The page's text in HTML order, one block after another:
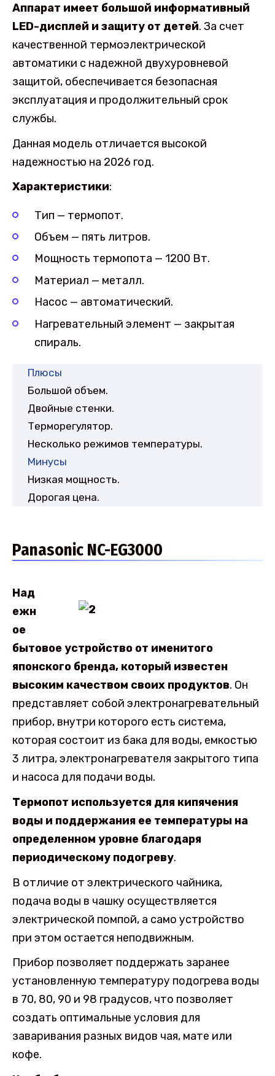
Аппарат имеет большой информативный
LED-дисплей и защиту от детей. За счет
качественной термоэлектрической
автоматики с надежной двухуровневой
защитой, обеспечивается безопасная
эксплуатация и продолжительный срок
службы.
Данная модель отличается высокой
надежностью на 2026 год.
Характеристики:
Тип — термопот.
Объем — пять литров.
Мощность термопота — 1200 Вт.
Материал — металл.
Насос — автоматический.
Нагревательный элемент — закрытая
спираль.
Плюсы
Большой объем.
Двойные стенки.
Терморегулятор.
Несколько режимов температуры.
Минусы
Низкая мощность.
Дорогая цена.
Panasonic NC-EG3000
Над
ежн
ое
бытовое устройство от именитого
японского бренда, который известен
высоким качеством своих продуктов. Он
представляет собой электронагревательный
прибор, внутри которого есть система,
которая состоит из бака для воды, емкостью
3 литра, электронагревателя закрытого типа
и насоса для подачи воды.
Термопот используется для кипячения
воды и поддержания ее температуры на
определенном уровне благодаря
периодическому подогреву.
В отличие от электрического чайника,
подача воды в чашку осуществляется
электрической помпой, а само устройство
при этом остается неподвижным.
Прибор позволяет поддержать заранее
установленную температуру подогрева воды
в 70, 80, 90 и 98 градусов, что позволяет
создать оптимальные условия для
заваривания разных видов чая, мате или
кофе.